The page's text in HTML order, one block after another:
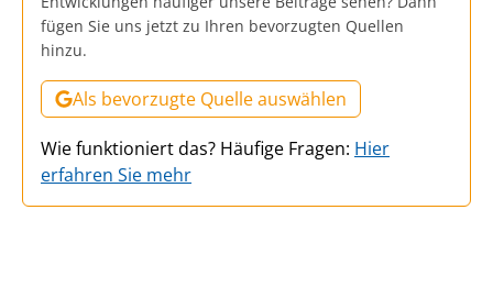
fügen Sie uns jetzt zu Ihren bevorzugten Quellen
hinzu.
Als bevorzugte Quelle auswählen
Wie funktioniert das? Häufige Fragen: Hier
erfahren Sie mehr